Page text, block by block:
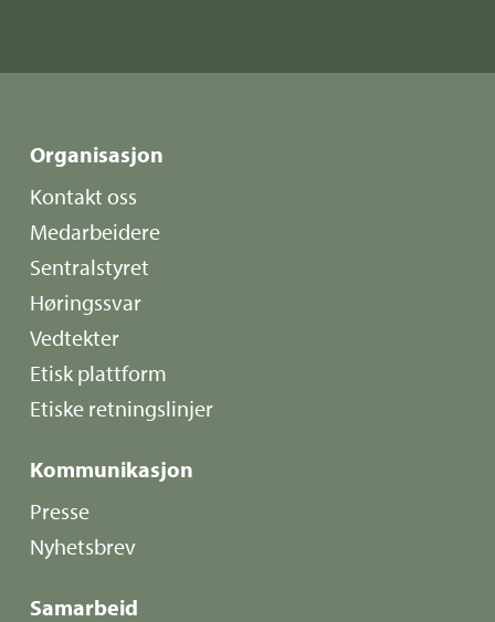
Organisasjon
Kontakt oss
Medarbeidere
Sentralstyret
Høringssvar
Vedtekter
Etisk plattform
Etiske retningslinjer
Kommunikasjon
Presse
Nyhetsbrev
Samarbeid